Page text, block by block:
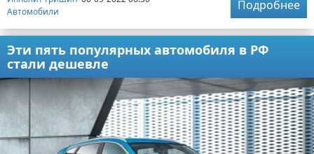
Автомобили
Подробнее
Эти пять популярных автомобиля в РФ
стали дешевле